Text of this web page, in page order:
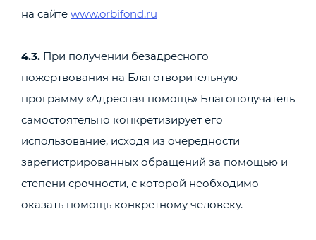
на сайте www.orbifond.ru
4.3. При получении безадресного
пожертвования на Благотворительную
программу «Адресная помощь» Благополучатель
самостоятельно конкретизирует его
использование, исходя из очередности
зарегистрированных обращений за помощью и
степени срочности, с которой необходимо
оказать помощь конкретному человеку.